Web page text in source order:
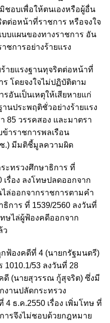
ชอบเพื่อให้ตนเองหรือผู้อื่น
ต่อหน้าที่ราชการ หรือจงใจ
บแผนของทางราชการ อัน
ชการอย่างร้ายแรง
ายแรงฐานทุจริตต่อหน้าที่
โดยจงใจไม่ปฏิบัติตาม
อันเป็นเหตุให้เสียหายแก่
นประพฤติชั่วอย่างร้ายแรง
85 วรรคสอง และมาตรา
ข้าราชการพลเรือน
.) มีมติชี้มูลความผิด
ะทรวงศึกษาธิการ ที่
เรื่อง ลงโทษปลดออกจาก
ไล่ออกจากราชการตามคำ
การ ที่ 1539/2560 ลงวันที่
ษไล่ผู้ฟ้องคดีออกจาก
ว
ฟ้องคดีที่ 4 (นายกรัฐมนตรี)
53 ลงวันที่ 28
(นายสุวรรณ กู้สุจริต) ซึ่งมี
งานปลัดกระทรวง
4 ธ.ค.2550 เรื่อง เพิ่มโทษ ที่
ารจึงไม่ชอบด้วยกฎหมาย